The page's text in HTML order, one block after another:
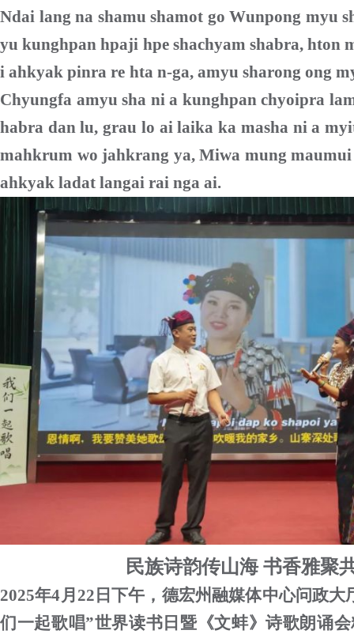
Ndai lang na shamu shamot go Wunpong myu
yu kunghpan hpaji hpe shachyam shabra, hton
i ahkyak pinra re hta n-ga, amyu sharong ong
Chyungfa amyu sha ni a kunghpan chyoipra
habra dan lu, grau lo ai laika ka masha ni a
mahkrum wo jahkrang ya, Miwa mung
ahkyak ladat langai rai nga ai.
民族诗韵传山海书香雅聚
2025年4月 22 日下午，德宏州融媒体中心问政大
们一起歌唱”世界读书日暨《文蚌》诗歌朗诵会